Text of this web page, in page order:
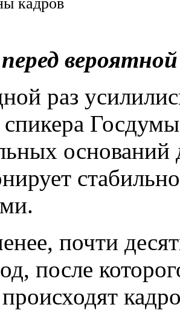
раз
спикера
оснований
почти
после